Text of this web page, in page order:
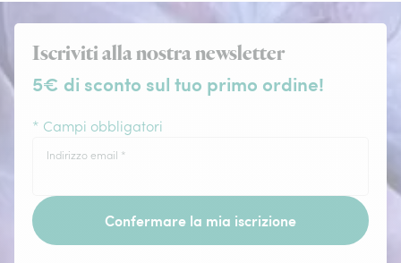
Iscriviti alla nostra newsletter
5€ di sconto sul tuo primo ordine!
* Campi obbligatori
Indirizzo email *
Confermare la mia iscrizione